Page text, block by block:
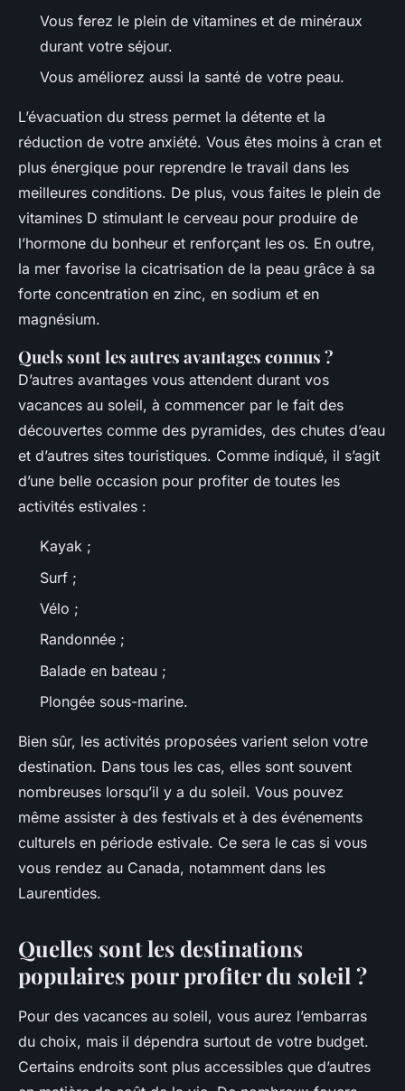
Vous ferez le plein de vitamines et de minéraux
durant votre séjour.
Vous améliorez aussi la santé de votre peau.
L’évacuation du stress permet la détente et la
réduction de votre anxiété. Vous êtes moins à cran et
plus énergique pour reprendre le travail dans les
meilleures conditions. De plus, vous faites le plein de
vitamines D stimulant le cerveau pour produire de
l’hormone du bonheur et renforçant les os. En outre,
la mer favorise la cicatrisation de la peau grâce à sa
forte concentration en zinc, en sodium et en
magnésium.
Quels sont les autres avantages connus ?
D’autres avantages vous attendent durant vos
vacances au soleil, à commencer par le fait des
découvertes comme des pyramides, des chutes d’eau
et d’autres sites touristiques. Comme indiqué, il s’agit
d’une belle occasion pour profiter de toutes les
activités estivales :
Kayak ;
Surf ;
Vélo ;
Randonnée ;
Balade en bateau ;
Plongée sous-marine.
Bien sûr, les activités proposées varient selon votre
destination. Dans tous les cas, elles sont souvent
nombreuses lorsqu’il y a du soleil. Vous pouvez
même assister à des festivals et à des événements
culturels en période estivale. Ce sera le cas si vous
vous rendez au Canada, notamment dans les
Laurentides.
Quelles sont les destinations
populaires pour profiter du soleil ?
Pour des vacances au soleil, vous aurez l’embarras
du choix, mais il dépendra surtout de votre budget.
Certains endroits sont plus accessibles que d’autres